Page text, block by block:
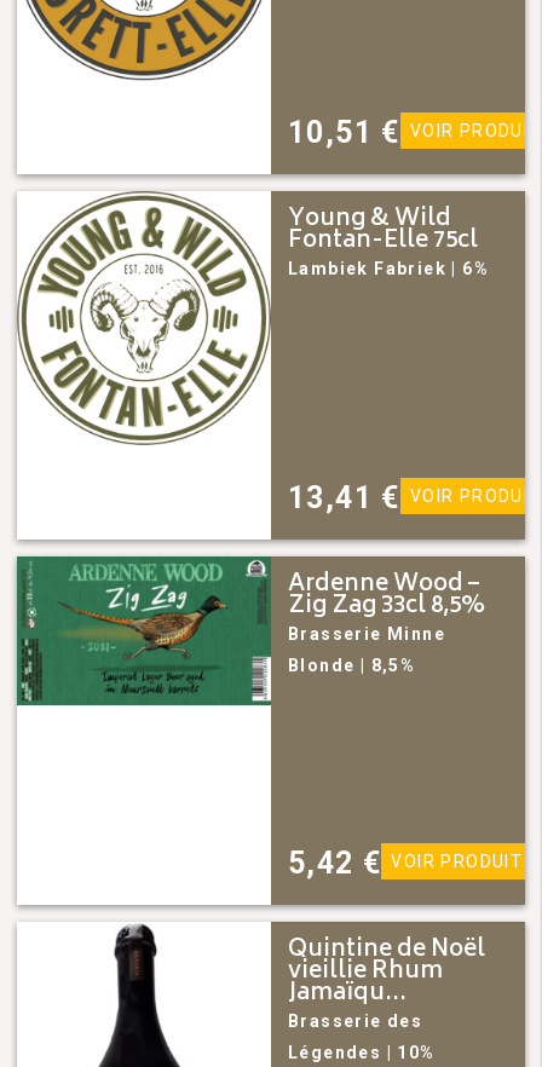
10,51 € VOIR PRODUIT
Young & Wild
Fontan-Elle 75cl
Lambiek Fabriek | 6%
13,41 € VOIR PRODUIT
Ardenne Wood –
Zig Zag 33cl 8,5%
Brasserie Minne
Blonde
| 8,5%
5,42 € VOIR PRODUIT
Quintine de Noël
vieillie Rhum
Jamaïqu...
Brasserie des
Légendes
| 10%